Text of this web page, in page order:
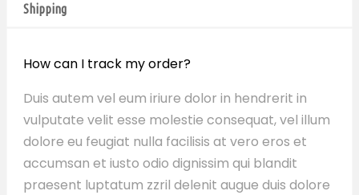
Shipping
How can I track my order?
Duis autem vel eum iriure dolor in hendrerit in
vulputate velit esse molestie consequat, vel illum
dolore eu feugiat nulla facilisis at vero eros et
accumsan et iusto odio dignissim qui blandit
praesent luptatum zzril delenit augue duis dolore